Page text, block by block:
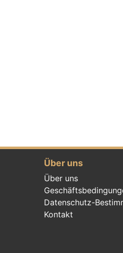
Über uns
Über uns
Datenschutz-
Kontakt